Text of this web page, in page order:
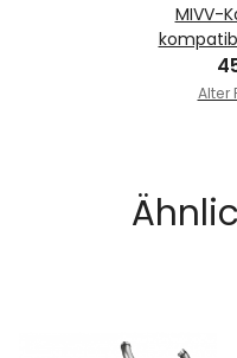
MIVV-
FLHTKL - für
Alter